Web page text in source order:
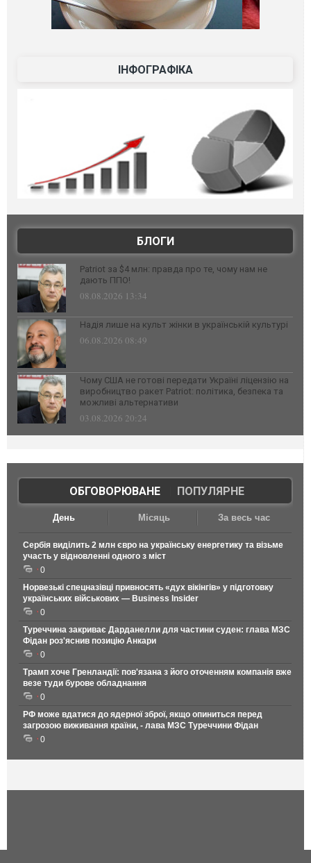
ІНФОГРАФІКА
БЛОГИ
Patriot за $4 млн: правда про те, чому нам не
дають ППО!
08.08.2026 13:34
Надія лише на культ жінки в українській культурі
06.08.2026 08:49
Чому США не готові передати Україні ліцензію на
виробництво ракет Patriot: політика, безпека та
можливі альтернативи
03.08.2026 20:24
ОБГОВОРЮВАНЕ| ПОПУЛЯРНЕ
День Місяць За весь час
Сербія виділить 2 млн євро на українську енергетику та візьме
участь у відновленні одного з міст
0
Норвезькі спецназівці привносять «дух вікінгів» у підготовку
українських військових — Business Insider
0
Туреччина закриває Дарданелли для частини суден: глава МЗС
Фідан роз'яснив позицію Анкари
0
Трамп хоче Гренландії: пов'язана з його оточенням компанія вже
везе туди бурове обладнання
0
РФ може вдатися до ядерної зброї, якщо опиниться перед
загрозою виживання країни, - лава МЗС Туреччини Фідан
0